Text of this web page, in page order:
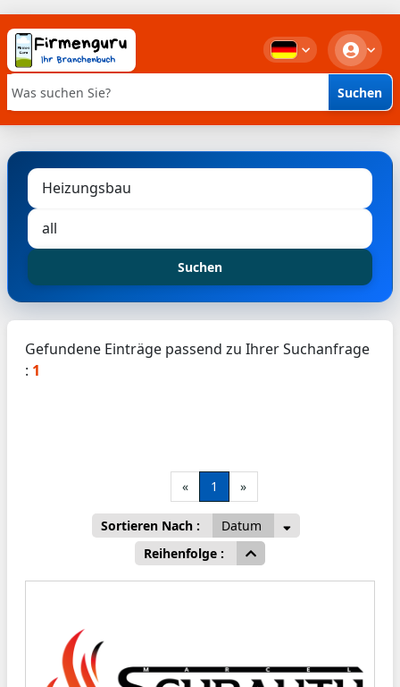
Stichwortsuche Suchen
Suchen
Gefundene Einträge passend zu Ihrer Suchanfrage
: 1
« 1 »
Sortieren Nach :
Datum
Reihenfolge :